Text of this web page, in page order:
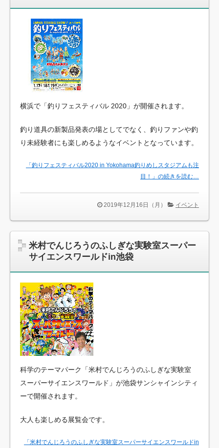
横浜で「釣りフェスティバル 2020」が開催されます。
釣り道具の新製品発表の場としてでなく、釣りファンや釣
り未経験者にも楽しめるようなイベントとなっています。
「釣りフェスティバル2020 in Yokohama釣りめしスタジアムも注
目！」の続きを読む…
2019年12月16日（月） イベント
米村でんじろうのふしぎな実験室スーパー
サイエンスワールドin池袋
科学のテーマパーク「米村でんじろうのふしぎな実験室
スーパーサイエンスワールド」が池袋サンシャインシティ
ーで開催されます。
大人も楽しめる展覧会です。
「米村でんじろうのふしぎな実験室スーパーサイエンスワールドin